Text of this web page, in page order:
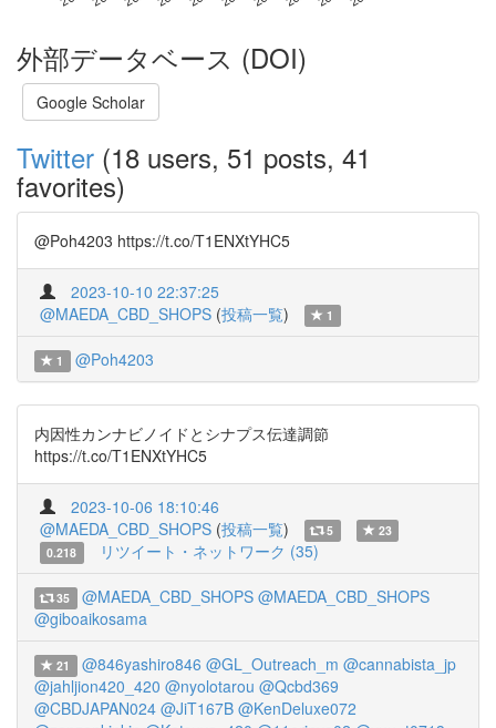
外部データベース (DOI)
Google Scholar
Twitter (18 users, 51 posts, 41
favorites)
@Poh4203 https://t.co/T1ENXtYHC5
2023-10-10 22:37:25
@MAEDA_CBD_SHOPS (投稿一覧) 1
1 @Poh4203
内因性カンナビノイドとシナプス伝達調節
https://t.co/T1ENXtYHC5
2023-10-06 18:10:46
@MAEDA_CBD_SHOPS (投稿一覧) 5
23
0.218
リツイート・ネットワーク (35)
35 @MAEDA_CBD_SHOPS @MAEDA_CBD_SHOPS
@giboaikosama
21 @846yashiro846 @GL_Outreach_m @cannabista_jp
@jahljion420_420 @nyolotarou @Qcbd369
@CBDJAPAN024 @JiT167B @KenDeluxe072